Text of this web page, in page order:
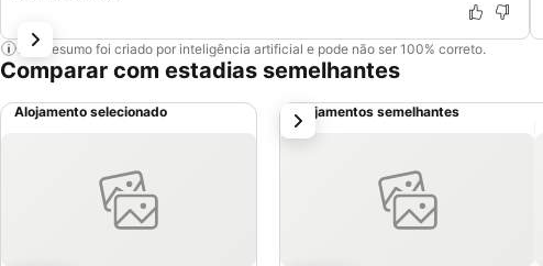
Este resumo foi criado por inteligência artificial e pode não ser 100% correto.
Comparar com estadias semelhantes
Alojamento selecionado Alojamentos semelhantes
próximo